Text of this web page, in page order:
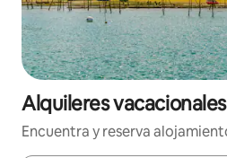
Alquileres
Encuentra y reserva